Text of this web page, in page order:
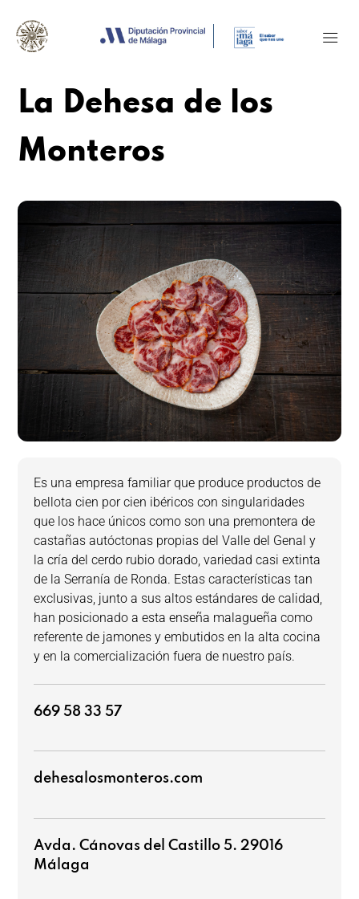
La Dehesa de los
Monteros
Es una empresa familiar que produce productos de
bellota cien por cien ibéricos con singularidades
que los hace únicos como son una premontera de
castañas autóctonas propias del Valle del Genal y
la cría del cerdo rubio dorado, variedad casi extinta
de la Serranía de Ronda. Estas características tan
exclusivas, junto a sus altos estándares de calidad,
han posicionado a esta enseña malagueña como
referente de jamones y embutidos en la alta cocina
y en la comercialización fuera de nuestro país.
669 58 33 57
dehesalosmonteros.com
Avda. Cánovas del Castillo 5. 29016
Málaga